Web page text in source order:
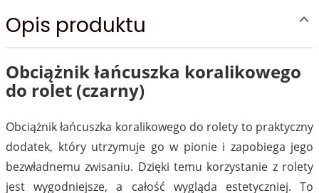
Opis produktu
Obciążnik łańcuszka koralikowego
do rolet (czarny)
Obciążnik łańcuszka koralikowego do rolety to praktyczny
dodatek, który utrzymuje go w pionie i zapobiega jego
bezwładnemu zwisaniu. Dzięki temu korzystanie z rolety
jest wygodniejsze, a całość wygląda estetyczniej. To